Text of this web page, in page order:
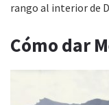
rango al interior de
Cómo dar